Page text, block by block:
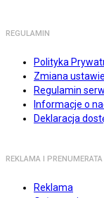
REGULAMIN
Polityka
Zmiana
Regulamin
Informacje o
Deklaracja
REKLAMA I PRENUMERATA
Reklama